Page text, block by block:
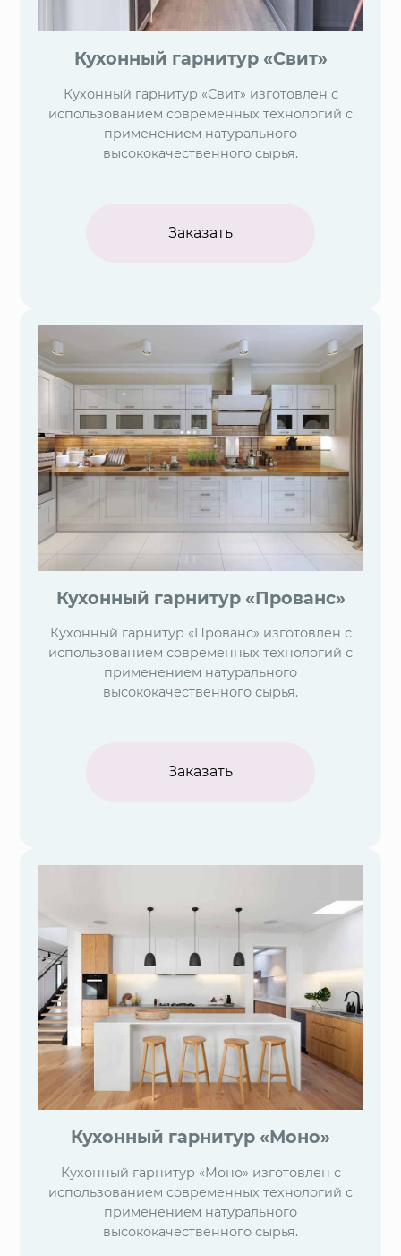
Кухонный гарнитур «Свит»
Кухонный гарнитур «Свит» изготовлен с
использованием современных технологий с
применением натурального
высококачественного сырья.
Заказать
Кухонный гарнитур «Прованс»
Кухонный гарнитур «Прованс» изготовлен с
использованием современных технологий с
применением натурального
высококачественного сырья.
Заказать
Кухонный гарнитур «Моно»
Кухонный гарнитур «Моно» изготовлен с
использованием современных технологий с
применением натурального
высококачественного сырья.